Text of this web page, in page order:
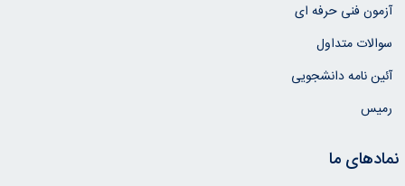
آزمون فنی حرفه ای
سوالات متداول
آئین نامه دانشجویی
رمیس
نمادهای ما